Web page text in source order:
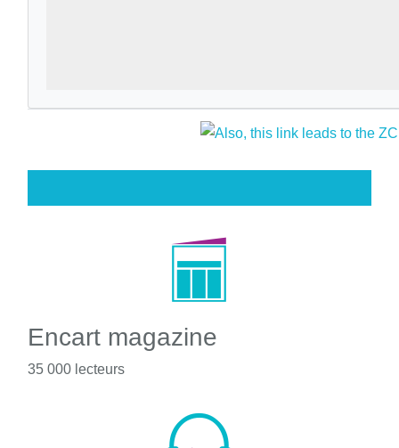
Encart magazine
35 000 lecteurs